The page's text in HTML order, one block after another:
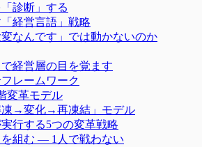
診断」する
経営言語」戦略
なんです」では動かないのか
で経営層の目を覚ます
レームワーク
変革モデル
凍→変化→再凍結」モデル
行する5つの変革戦略
組む ― 1人で戦わない